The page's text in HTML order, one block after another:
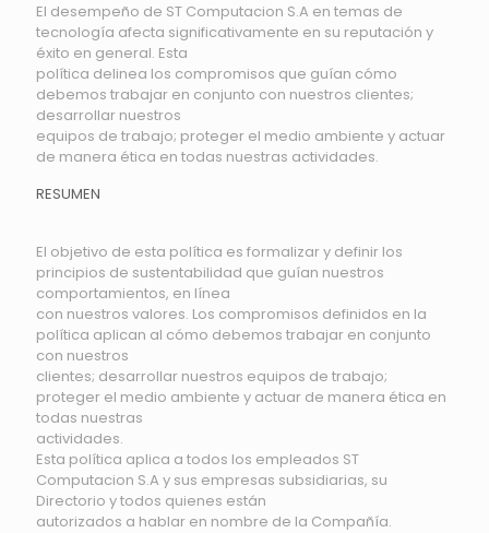
El desempeño de ST Computacion S.A en temas de
tecnología afecta significativamente en su reputación y
éxito en general. Esta
política delinea los compromisos que guían cómo
debemos trabajar en conjunto con nuestros clientes;
desarrollar nuestros
equipos de trabajo; proteger el medio ambiente y actuar
de manera ética en todas nuestras actividades.
RESUMEN
El objetivo de esta política es formalizar y definir los
principios de sustentabilidad que guían nuestros
comportamientos, en línea
con nuestros valores. Los compromisos definidos en la
política aplican al cómo debemos trabajar en conjunto
con nuestros
clientes; desarrollar nuestros equipos de trabajo;
proteger el medio ambiente y actuar de manera ética en
todas nuestras
actividades.
Esta política aplica a todos los empleados ST
Computacion S.A y sus empresas subsidiarias, su
Directorio y todos quienes están
autorizados a hablar en nombre de la Compañía.